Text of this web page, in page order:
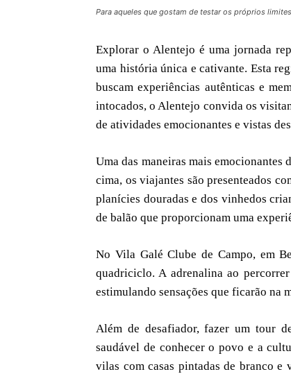
Para aqueles que gostam de testar os próprios
Explorar o Alentejo é uma jornada
uma história única e cativante. Esta
buscam experiências autênticas e
intocados, o Alentejo convida os
de atividades emocionantes e vistas
Uma das maneiras mais emocionantes
cima, os viajantes são presenteados
planícies douradas e dos vinhedos
de balão que proporcionam uma
No Vila Galé Clube de Campo, em
quadriciclo. A adrenalina ao
estimulando sensações que ficarão na
Além de desafiador, fazer um tour
saudável de conhecer o povo e a
vilas com casas pintadas de branco e